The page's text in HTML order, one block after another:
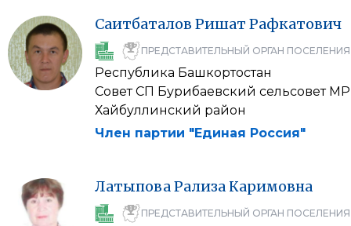
Саитбаталов Ришат Рафкатович
ПРЕДСТАВИТЕЛЬНЫЙ ОРГАН ПОСЕЛЕНИЯ
Республика Башкортостан
Совет СП Бурибаевский сельсовет МР
Хайбуллинский район
Член партии "Единая Россия"
ЛатыповаРализа Каримовна
ПРЕДСТАВИТЕЛЬНЫЙ ОРГАН ПОСЕЛЕНИЯ